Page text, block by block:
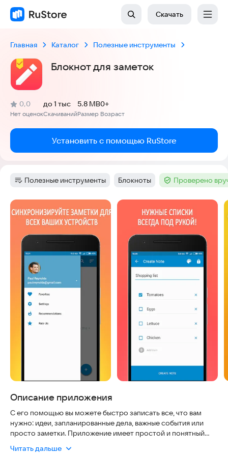
Скачать
Главная Каталог Полезные инструменты
Блокнот для заметок
Рейтинг:
0,0
(
Нет оценок
)
Скачиваний
до 1 тыс
Размер
5.8 MB
Возраст
0+
Установить с помощью RuStore
Категория:
Полезные инструменты Тег:
Блокноты Тег :Проверено
Скриншоты
Описание приложения
С его помощью вы можете быстро записать все, что вам
нужно: идеи, запланированные дела, важные события или
просто заметки. Приложение имеет простой и понятный
сохранять и удалять заметки. Вы можете распределять
Читать дальше